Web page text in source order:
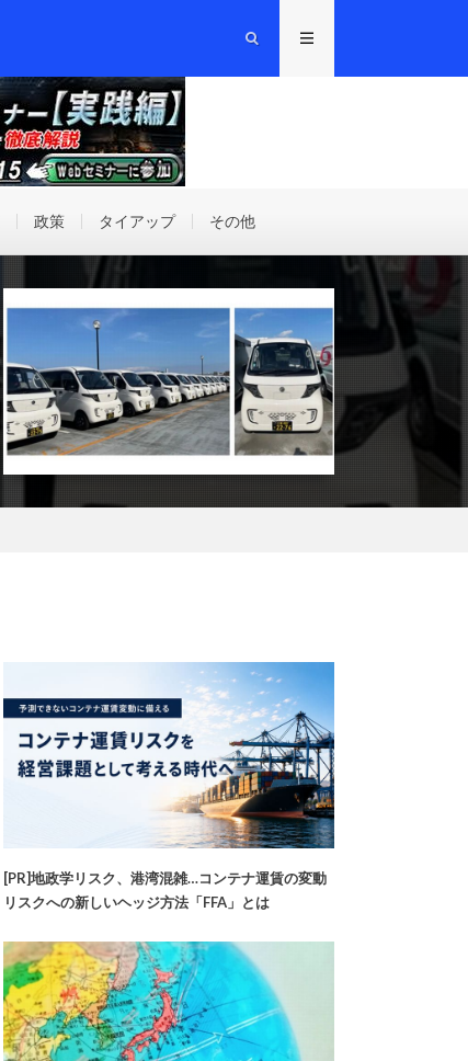
政策 タイアップ その他
[PR]地政学リスク、港湾混雑…コンテナ運賃の変動
リスクへの新しいヘッジ方法「FFA」とは